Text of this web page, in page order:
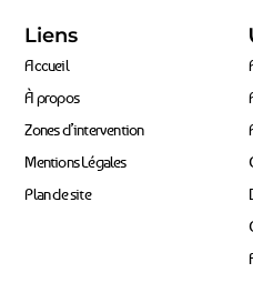
Liens
Accueil
À propos
Zones d’intervention
Mentions Légales
Plan de site